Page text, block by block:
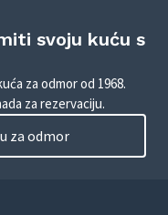
svoju kuću s
za odmor od 1968.
za rezervaciju.
za odmor